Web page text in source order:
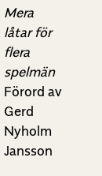
Mera
låtar för
flera
spelmän
Förord av
Gerd
Nyholm
Jansson